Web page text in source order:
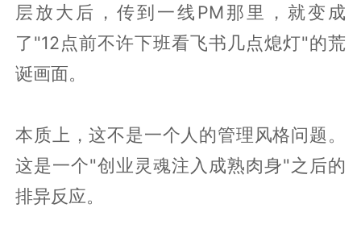
层放大后，传到一线PM那里，就变成
了"12点前不许下班看飞书几点熄灯"的荒
诞画面。
本质上，这不是一个人的管理风格问题。
这是一个"创业灵魂注入成熟肉身"之后的
排异反应。